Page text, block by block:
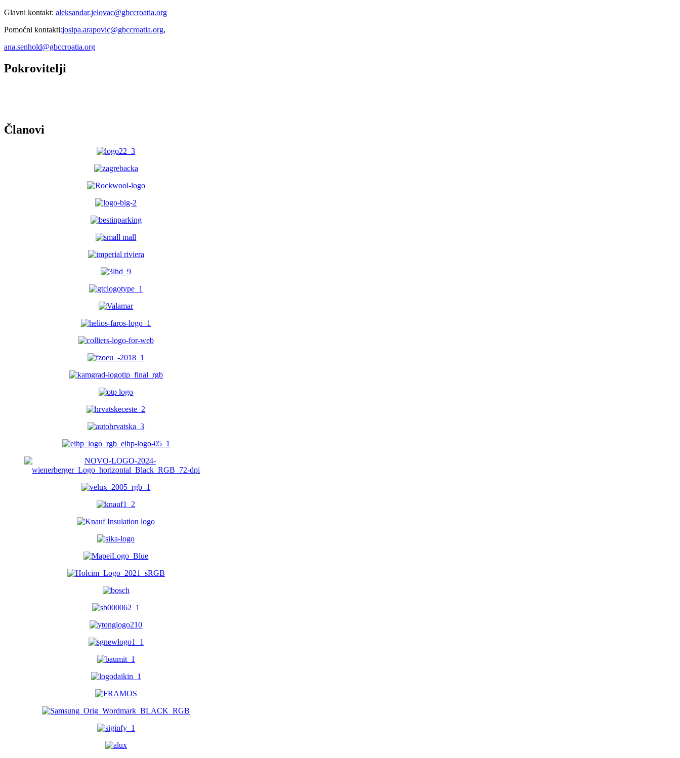
Glavni kontakt: aleksandar.jelovac@gbccroatia.org
Pomoćni kontakti:josipa.arapovic@gbccroatia.org,
ana.senhold@gbccroatia.org
Pokrovitelji
Članovi